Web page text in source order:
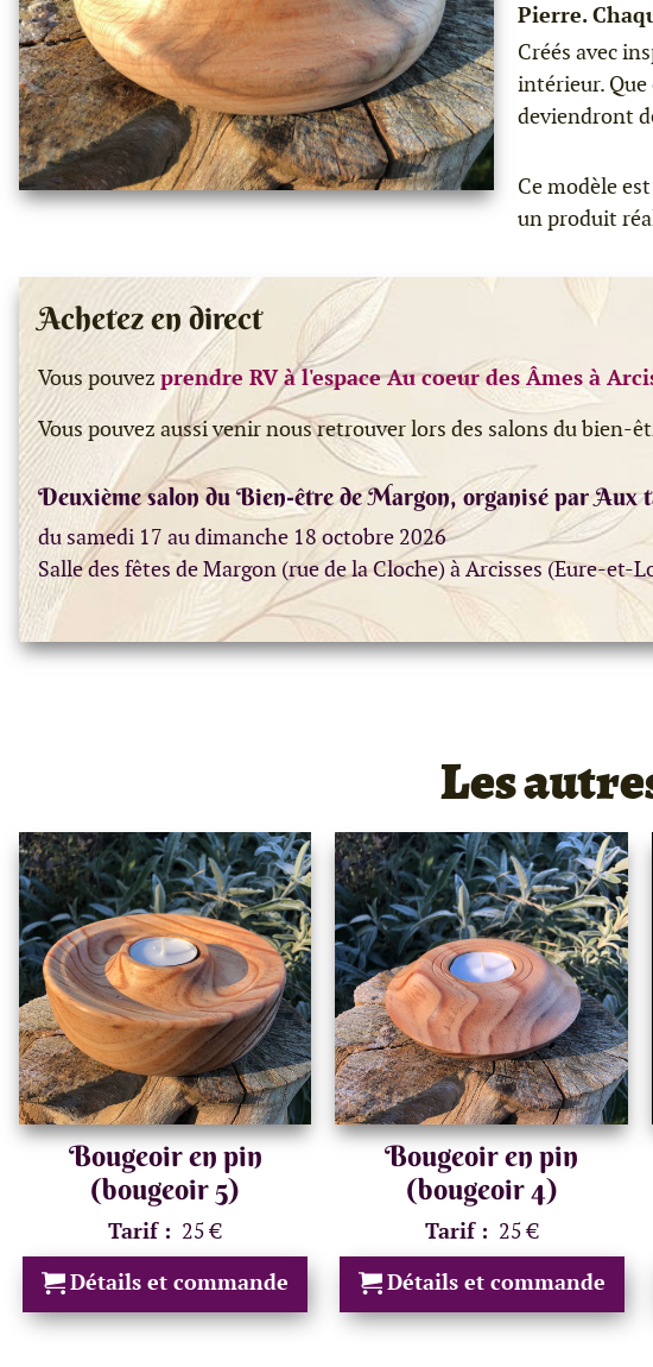
Pierre.
Créés avec
intérieur.
deviendront
Ce modèle
un produit
Achetez en direct
Vous pouvez prendre RV à l'espace Au coeur des Âmes à
Vous pouvez aussi venir nous retrouver lors des salons du bien-
Deuxième salon du Bien-être de Margon, organisé par Aux
du samedi 17 au dimanche 18 octobre 2026
Salle des fêtes de Margon (rue de la Cloche) à Arcisses (Eure-et-
Les
Bougeoir en pin
(bougeoir 5)
Tarif : 25 €
Détails et commande
Bougeoir en pin
(bougeoir 4)
Tarif : 25 €
Détails et commande